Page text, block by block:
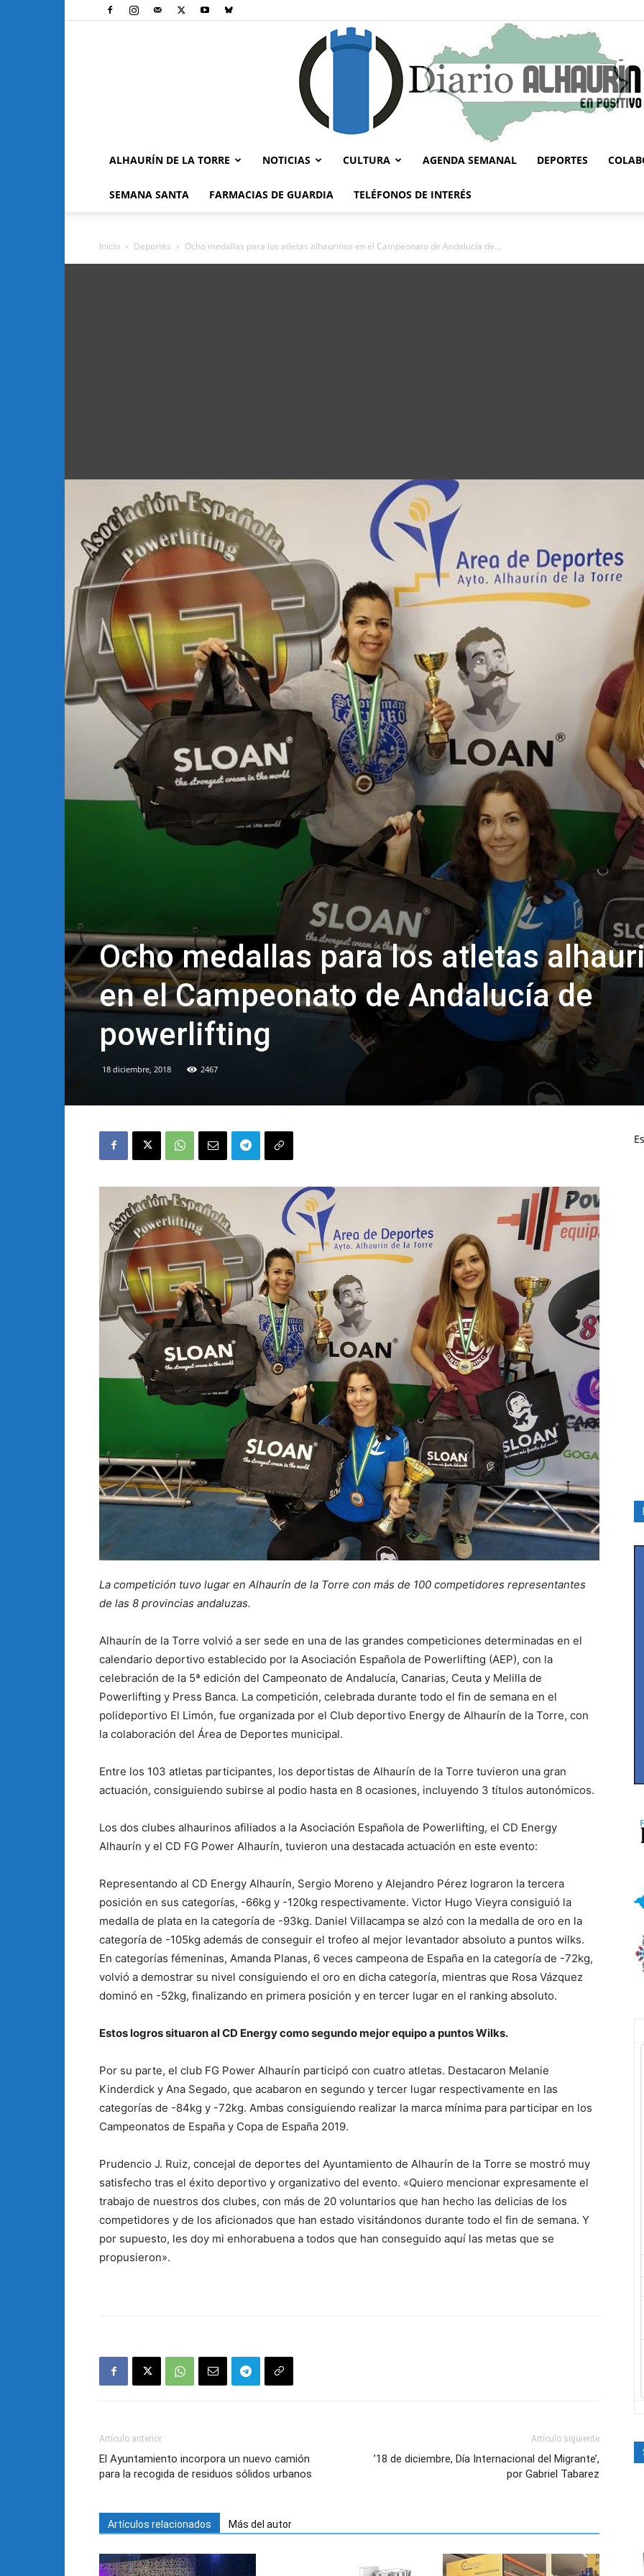
ALHAURÍN DE LA TORRE NOTICIAS CULTURA AGENDA SEMANAL DEPORTES
SEMANA SANTA FARMACIAS DE GUARDIA TELÉFONOS DE INTERÉS
Inicio Deportes Ocho medallas para los atletas alhaurinos en el Campeonato de Andalucía de...
Ocho medallas para los atletas
en el Campeonato de Andalucía de
powerlifting
18 diciembre, 2018 2467
La competición tuvo lugar en Alhaurín de la Torre con más de 100 competidores representantes
de las 8 provincias andaluzas.
Alhaurín de la Torre volvió a ser sede en una de las grandes competiciones determinadas en el
calendario deportivo establecido por la Asociación Española de Powerlifting (AEP), con la
celebración de la 5ª edición del Campeonato de Andalucía, Canarias, Ceuta y Melilla de
Powerlifting y Press Banca. La competición, celebrada durante todo el fin de semana en el
polideportivo El Limón, fue organizada por el Club deportivo Energy de Alhaurín de la Torre, con
la colaboración del Área de Deportes municipal.
Entre los 103 atletas participantes, los deportistas de Alhaurín de la Torre tuvieron una gran
actuación, consiguiendo subirse al podio hasta en 8 ocasiones, incluyendo 3 títulos autonómicos.
Los dos clubes alhaurinos afiliados a la Asociación Española de Powerlifting, el CD Energy
Alhaurín y el CD FG Power Alhaurín, tuvieron una destacada actuación en este evento:
Representando al CD Energy Alhaurín, Sergio Moreno y Alejandro Pérez lograron la tercera
posición en sus categorías, -66kg y -120kg respectivamente. Victor Hugo Vieyra consiguió la
medalla de plata en la categoría de -93kg. Daniel Villacampa se alzó con la medalla de oro en la
categoría de -105kg además de conseguir el trofeo al mejor levantador absoluto a puntos wilks.
En categorías fémeninas, Amanda Planas, 6 veces campeona de España en la categoría de -72kg,
volvió a demostrar su nivel consiguiendo el oro en dicha categoría, mientras que Rosa Vázquez
dominó en -52kg, finalizando en primera posición y en tercer lugar en el ranking absoluto.
Estos logros situaron al CD Energy como segundo mejor equipo a puntos Wilks.
Por su parte, el club FG Power Alhaurín participó con cuatro atletas. Destacaron Melanie
Kinderdick y Ana Segado, que acabaron en segundo y tercer lugar respectivamente en las
categorías de -84kg y -72kg. Ambas consiguiendo realizar la marca mínima para participar en los
Campeonatos de España y Copa de España 2019.
Prudencio J. Ruiz, concejal de deportes del Ayuntamiento de Alhaurín de la Torre se mostró muy
satisfecho tras el éxito deportivo y organizativo del evento. «Quiero mencionar expresamente el
trabajo de nuestros dos clubes, con más de 20 voluntarios que han hecho las delicias de los
competidores y de los aficionados que han estado visitándonos durante todo el fin de semana. Y
por supuesto, les doy mi enhorabuena a todos que han conseguido aquí las metas que se
propusieron».
Artículo anterior
El Ayuntamiento incorpora un nuevo camión
para la recogida de residuos sólidos urbanos
Artículo siguiente
’18 de diciembre, Día Internacional del Migrante’,
por Gabriel Tabarez
Artículos relacionados Más del autor